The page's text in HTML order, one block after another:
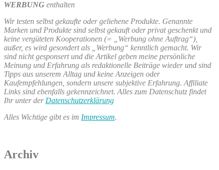
WERBUNG enthalten
Wir testen selbst gekaufte oder geliehene Produkte. Genannte
Marken und Produkte sind selbst gekauft oder privat geschenkt und
keine vergüteten Kooperationen (= „Werbung ohne Auftrag“),
außer, es wird gesondert als „Werbung“ kenntlich gemacht. Wir
sind nicht gesponsert und die Artikel geben meine persönliche
Meinung und Erfahrung als redaktionelle Beiträge wieder und sind
Tipps aus unserem Alltag und keine Anzeigen oder
Kaufempfehlungen, sondern unsere subjektive Erfahrung. Affiliate
Links sind ebenfalls gekennzeichnet. Alles zum Datenschutz findet
Ihr unter der Datenschutzerklärung
Alles Wichtige gibt es im Impressum.
Archiv